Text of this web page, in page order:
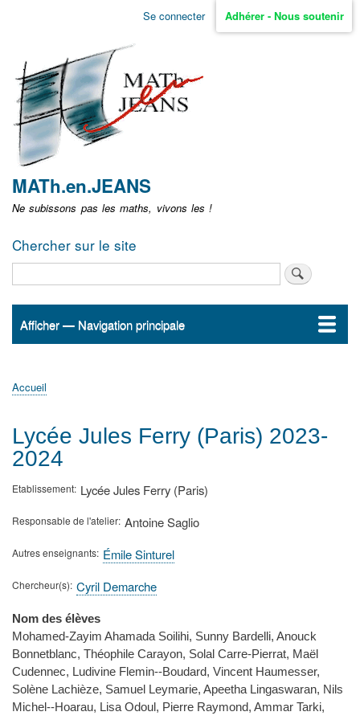
Aller
non
identifié
Se connecter Adhérer - Nous soutenir
MATh.en.JEANS
Ne subissons pas les maths, vivons les !
Chercher sur le site
Navigation
Afficher — Navigation principale
Accueil
ActualitésMATh.en.JEANS ?
Régions et Ateliers
Créer, gérer un atelier
Sujets/Publications
Congrès
d'Ariane
Accueil
Lycée Jules Ferry (Paris) 2023-
2024
Etablissement Lycée Jules Ferry (Paris)
Responsable de l'atelier Antoine Saglio
Autres enseignants Émile Sinturel
Chercheur(s) Cyril Demarche
Nom des élèves
Mohamed-Zayim Ahamada Soilihi, Sunny Bardelli, Anouck
Bonnetblanc, Théophile Carayon, Solal Carre-Pierrat, Maël
Cudennec, Ludivine Flemin--Boudard, Vincent Haumesser,
Solène Lachièze, Samuel Leymarie, Apeetha Lingaswaran, Nils
Michel--Hoarau, Lisa Odoul, Pierre Raymond, Ammar Tarki,